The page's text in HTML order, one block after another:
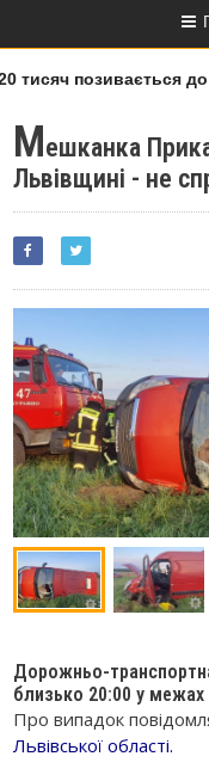
позивається до
Мешканка
Львівщині - не
Дорожньо-
близько 20:00 у межах
Про випадок
Львівської області.